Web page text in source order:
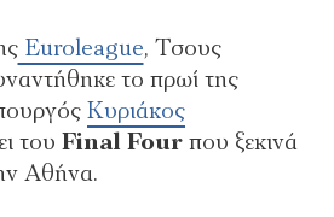
Euroleague, Τσους
το πρωί της
Κυριάκος
του Final Four που ξεκινά
Αθήνα.